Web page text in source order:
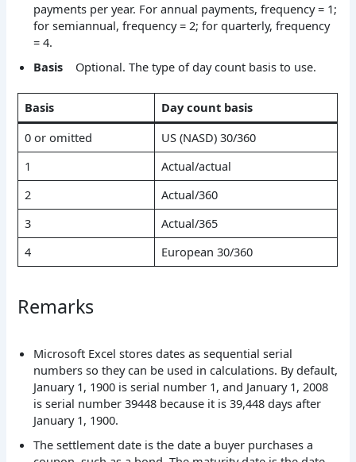
payments per year. For annual payments, frequency = 1;
for semiannual, frequency = 2; for quarterly, frequency
= 4.
Basis Optional. The type of day count basis to use.
Basis
Day count basis
0 or omitted
US (NASD) 30/360
1
Actual/actual
2
Actual/360
3
Actual/365
4
European 30/360
Remarks
Microsoft Excel stores dates as sequential serial
numbers so they can be used in calculations. By default,
January 1, 1900 is serial number 1, and January 1, 2008
is serial number 39448 because it is 39,448 days after
January 1, 1900.
The settlement date is the date a buyer purchases a